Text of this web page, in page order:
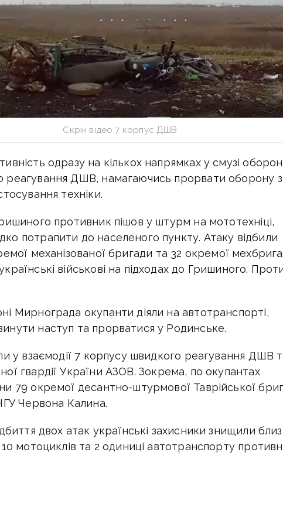
Скрін відео 7 корпус ДШВ
одразу на кількох напрямках у смузі
реагування ДШВ, намагаючись прорвати оборону
техніки.
противник пішов у штурм на мототехніці,
потрапити до населеного пункту. Атаку відбили
механізованої бригади та 32 окремої
військові на підходах до Гришиного.
Мирнограда окупанти діяли на автотранспорті,
наступ та прорватися у Родинське.
у взаємодії 7 корпусу швидкого реагування ДШВ
гвардії України АЗОВ. Зокрема, по окупантах
79 окремої десантно-штурмової Таврійської
Червона Калина.
двох атак українські захисники знищили
10 мотоциклів та 2 одиниці автотранспорту